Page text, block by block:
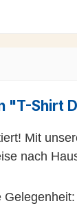
"T-Shirt
Mit
nach